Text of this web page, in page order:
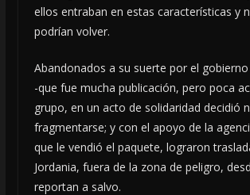
ellos entraban en estas características y
podrían volver.
Abandonados a su suerte por el
-que fue mucha publicación, pero poca
grupo, en un acto de solidaridad decidió
fragmentarse; y con el apoyo de la
que le vendió el paquete, lograron
Jordania, fuera de la zona de peligro,
reportan a salvo.